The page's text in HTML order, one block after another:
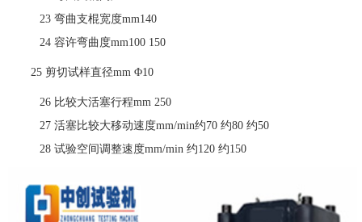
23 弯曲支棍宽度mm140
24 容许弯曲度mm100 150
25 剪切试样直径mm Φ10
26 比较大活塞行程mm 250
27 活塞比较大移动速度mm/min约70 约80 约50
28 试验空间调整速度mm/min 约120 约150